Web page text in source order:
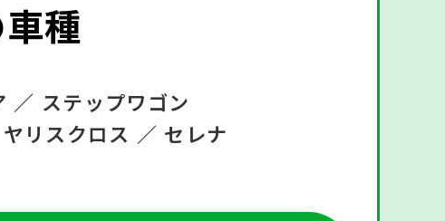
種
／ ステップワゴン
ヤリスクロス ／ セレナ